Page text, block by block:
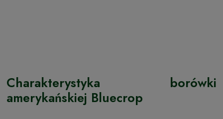
Charakterystyka borówki
amerykańskiej Bluecrop